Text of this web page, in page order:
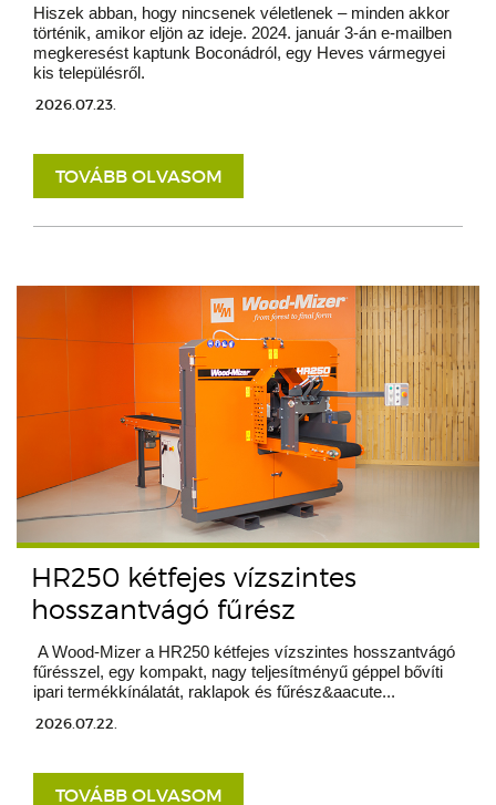
Hiszek abban, hogy nincsenek véletlenek – minden akkor
történik, amikor eljön az ideje. 2024. január 3-án e-mailben
megkeresést kaptunk Boconádról, egy Heves vármegyei
kis településről.
2026.07.23.
TOVÁBB OLVASOM
HR250 kétfejes vízszintes
hosszantvágó fűrész
A Wood-Mizer a HR250 kétfejes vízszintes hosszantvágó
fűrésszel, egy kompakt, nagy teljesítményű géppel bővíti
ipari termékkínálatát, raklapok és fűrész&aacute...
2026.07.22.
TOVÁBB OLVASOM